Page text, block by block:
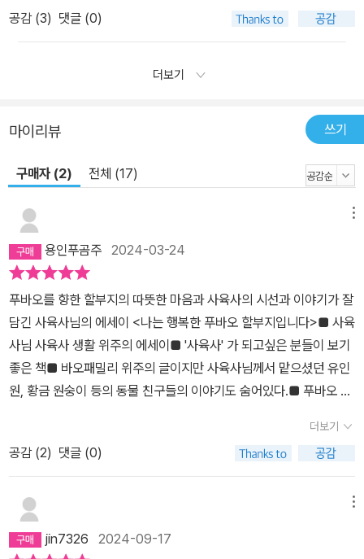
공감 (3) 댓글 (0)
더보기
마이리뷰 쓰기
구매자 (2) 전체 (17)
용인푸곰주 2024-03-24
푸바오를 향한 할부지의 따뜻한 마음과 사육사의 시선과 이야기가 잘
담긴 사육사님의 에세이 <나는 행복한 푸바오 할부지입니다>■ 사육
사님 사육사 생활 위주의 에세이■ '사육사' 가 되고싶은 분들이 보기
좋은 책■ 바오패밀리 위주의 글이지만 사육사님께서 맡으셨던 유인
원, 황금 원숭이 등의 동물 친구들의 이야기도 숨어있다.■ 푸바오 뿐
후이바오의 이야기도 다양하게 담겨있다.■ 중간, 중간 귀여운 바오
패밀리와 사육사님께서 맡았던 동물 친구들의 알찬 사진까지!​그 전
책들은 사진 위주와 짤막한 멘트로 구성되어있는 포토에세이 였다면,
이번 에세이는 사육사님의 과거부터 현재까지, 그리고 사육사님의 생
각 등 사육사님에게 초점이 맞춰져있는 글 위주의 에세이인데중간 중
간 소중한 바오패밀리를 비롯한 사육사님께서 지금껏 맡으셨던 동물
더보기
공감 (2) 댓글 (0)
jin7326 2024-09-17